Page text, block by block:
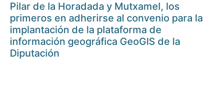
Pilar de la Horadada y Mutxamel, los
primeros en adherirse al convenio para la
implantación de la plataforma de
información geográfica GeoGIS de la
Diputación